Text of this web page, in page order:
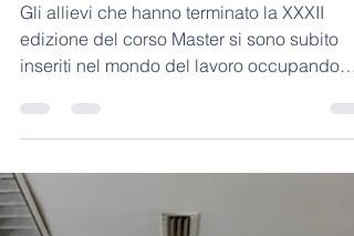
6 giu 2024
Inserimento in azienda
nuovi diplomati